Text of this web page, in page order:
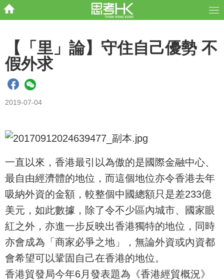
【「里」論】守住自己優勢 不
假外求
2019-07-04
一直以來，香港最引以為傲的是國際金融中心、
最自由經濟體的地位，而這個地位亦令香港去年
吸納外資的金額，較整個中國總額只是差233億
美元，如此數據，除了令不少區內城市、國家眼
紅之外，亦進一步反映出香港獨特的地位，同時
亦會成為「商家必爭之地」，無論外資或內資都
會希望可以鞏固自己在香港的地位。
香港貿發局今年6月發表題為《香港經貿概況》